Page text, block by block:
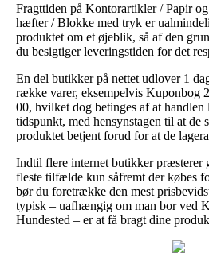
Fragttiden på Kontorartikler / Papir
hæfter / Blokke med tryk er
produktet om et øjeblik, så af den
du besigtiger leveringstiden for det
En del butikker på nettet udlover 1
række varer, eksempelvis Kuponbog
00, hvilket dog betinges af at
tidspunkt, med hensynstagen til at de
produktet betjent forud for at de
Indtil flere internet butikker præsterer
fleste tilfælde kun såfremt der købes
bør du foretrække den mest
typisk – uafhængig om man bor ved
Hundested – er at få bragt dine